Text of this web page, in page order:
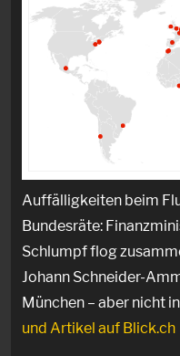
Auffälligkeiten beim
Bundesräte:
Schlumpf flog
Johann Schneider-
München – aber nicht
und Artikel auf Blick.ch